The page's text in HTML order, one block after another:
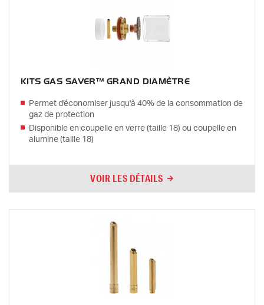
KITS GAS SAVER™ GRAND DIAMÈTRE
Permet d'économiser jusqu'à 40% de la consommation de
gaz de protection
Disponible en coupelle en verre (taille 18) ou coupelle en
alumine (taille 18)
VOIR LES DÉTAILS